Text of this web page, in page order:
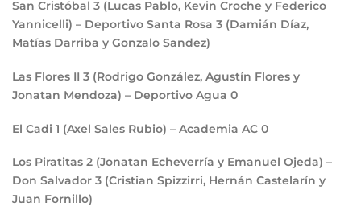
San Cristóbal 3 (Lucas Pablo, Kevin Croche y Federico
Yannicelli) – Deportivo Santa Rosa 3 (Damián Díaz,
Matías Darriba y Gonzalo Sandez)
Las Flores II 3 (Rodrigo González, Agustín Flores y
Jonatan Mendoza) – Deportivo Agua 0
El Cadi 1 (Axel Sales Rubio) – Academia AC 0
Los Piratitas 2 (Jonatan Echeverría y Emanuel Ojeda) –
Don Salvador 3 (Cristian Spizzirri, Hernán Castelarín y
Juan Fornillo)